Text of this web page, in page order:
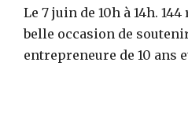
Le 7 juin de 10h à 14h.
belle occasion de
entrepreneure de 10 ans